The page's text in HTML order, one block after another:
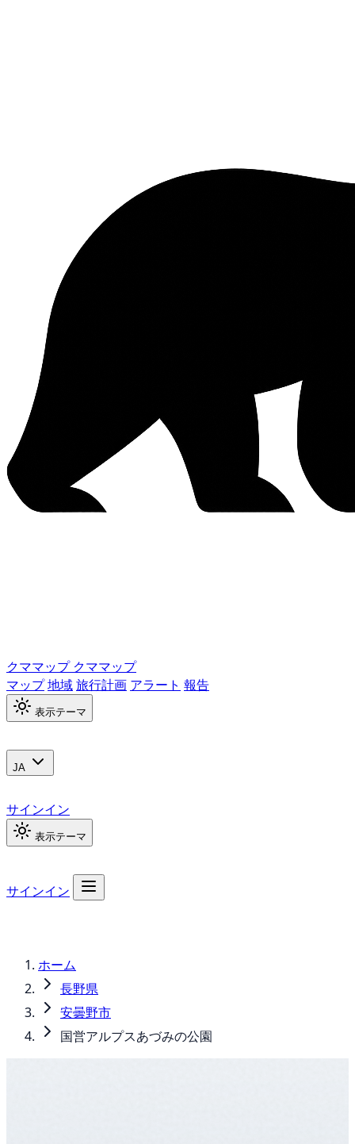
クママップ クママップ
マップ地域旅行計画 アラート 報告
表示テーマ
JA
サインイン
表示テーマ
サインイン
ホーム
長野県
安曇野市
国営アルプスあづみの公園